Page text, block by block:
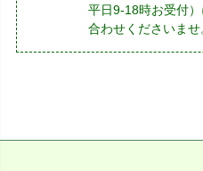
平日9-18時お受付
合わせくださいませ